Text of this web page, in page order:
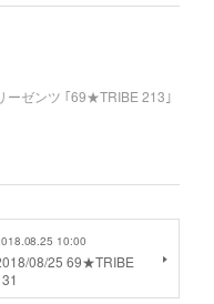
ーゼンツ ｢69★TRIBE 213｣
10:00
08/25 69★TRIBE